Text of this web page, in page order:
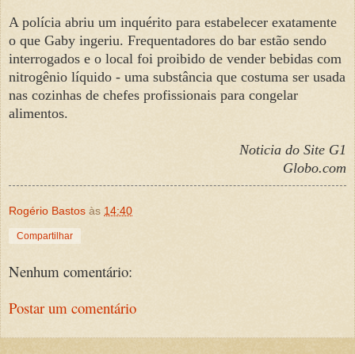
A polícia abriu um inquérito para estabelecer exatamente
o que Gaby ingeriu. Frequentadores do bar estão sendo
interrogados e o local foi proibido de vender bebidas com
nitrogênio líquido - uma substância que costuma ser usada
nas cozinhas de chefes profissionais para congelar
alimentos.
Noticia do Site G1
Globo.com
Rogério Bastos às 14:40
Compartilhar
Nenhum comentário:
Postar um comentário